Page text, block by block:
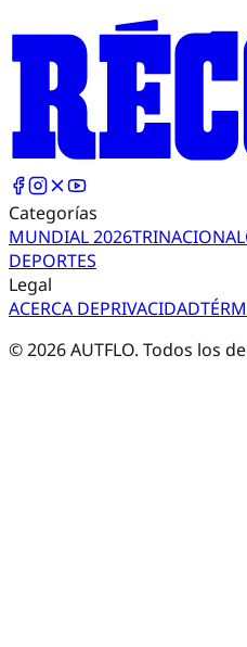
Categorías
MUNDIAL 2026TRINACIONAL
DEPORTES
Legal
ACERCA DEPRIVACIDAD
©2026AUTFLO. Todos los